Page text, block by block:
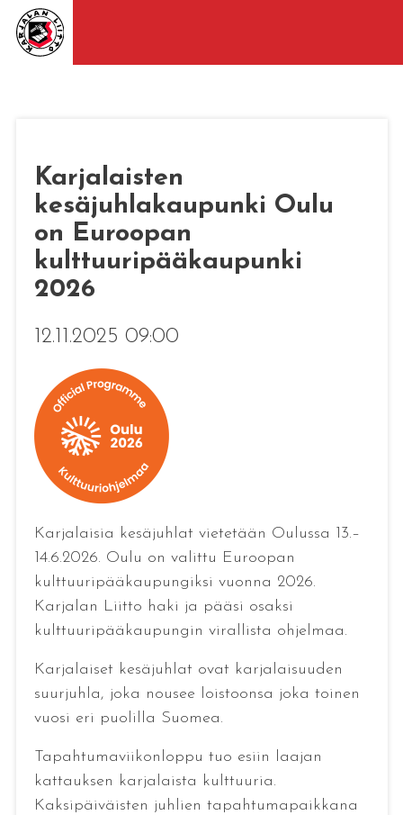
Karjalaisten
kesäjuhlakaupunki Oulu
on Euroopan
kulttuuripääkaupunki
2026
12.11.2025 09:00
Karjalaisia kesäjuhlat vietetään Oulussa 13.–
14.6.2026. Oulu on valittu Euroopan
kulttuuripääkaupungiksi vuonna 2026.
Karjalan Liitto haki ja pääsi osaksi
kulttuuripääkaupungin virallista ohjelmaa.
Karjalaiset kesäjuhlat ovat karjalaisuuden
suurjuhla, joka nousee loistoonsa joka toinen
vuosi eri puolilla Suomea.
Tapahtumaviikonloppu tuo esiin laajan
kattauksen karjalaista kulttuuria.
Kaksipäiväisten juhlien tapahtumapaikkana